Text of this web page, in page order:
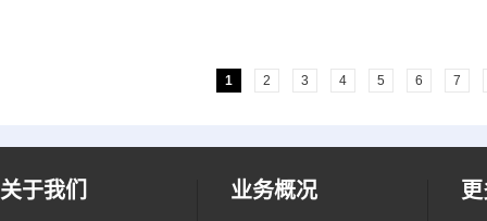
1 2 3 4 5 6 7
关于我们 业务概况